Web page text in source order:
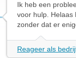
Ik heb een
voor hulp. Helaas
zonder dat er
Reageer als